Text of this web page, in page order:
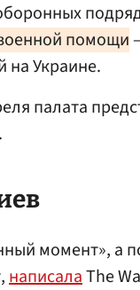
помощи
на Украине.
палата
момент»,
написалаThe